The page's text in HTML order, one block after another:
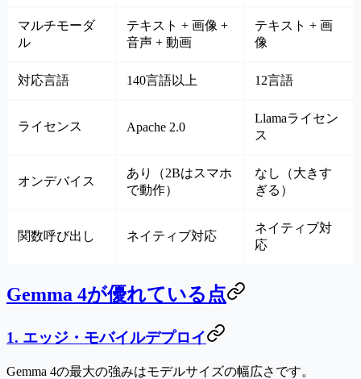
マルチモーダ
ル
テキスト + 画像 +
音声 + 動画
テキスト + 画
像
対応言語 140言語以上 12言語
ライセンス Apache 2.0
Llamaライセン
ス
オンデバイス
あり（2Bはスマホ
で動作）
なし（大きす
ぎる）
関数呼び出し ネイティブ対応
ネイティブ対
応
Gemma 4が優れている点
1. エッジ・モバイルデプロイ
Gemma 4の最大の強みはモデルサイズの幅広さです。